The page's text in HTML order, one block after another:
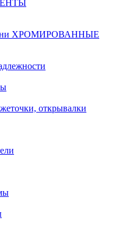
ХРОМИРОВАННЫЕ
открывалки